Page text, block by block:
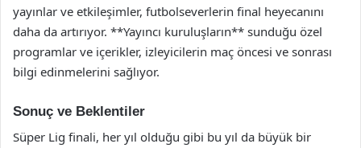
yayınlar ve etkileşimler, futbolseverlerin final heyecanını
daha da artırıyor. **Yayıncı kuruluşların** sunduğu özel
programlar ve içerikler, izleyicilerin maç öncesi ve sonrası
bilgi edinmelerini sağlıyor.
Sonuç ve Beklentiler
Süper Lig finali, her yıl olduğu gibi bu yıl da büyük bir